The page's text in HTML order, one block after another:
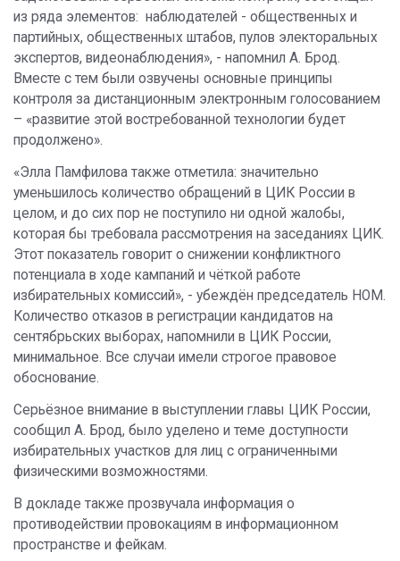
из ряда элементов: наблюдателей - общественных и
партийных, общественных штабов, пулов электоральных
экспертов, видеонаблюдения», - напомнил А. Брод.
Вместе с тем были озвучены основные принципы
контроля за дистанционным электронным голосованием
– «развитие этой востребованной технологии будет
продолжено».
«Элла Памфилова также отметила: значительно
уменьшилось количество обращений в ЦИК России в
целом, и до сих пор не поступило ни одной жалобы,
которая бы требовала рассмотрения на заседаниях ЦИК.
Этот показатель говорит о снижении конфликтного
потенциала в ходе кампаний и чёткой работе
избирательных комиссий», - убеждён председатель НОМ.
Количество отказов в регистрации кандидатов на
сентябрьских выборах, напомнили в ЦИК России,
минимальное. Все случаи имели строгое правовое
обоснование.
Серьёзное внимание в выступлении главы ЦИК России,
сообщил А. Брод, было уделено и теме доступности
избирательных участков для лиц с ограниченными
физическими возможностями.
В докладе также прозвучала информация о
противодействии провокациям в информационном
пространстве и фейкам.